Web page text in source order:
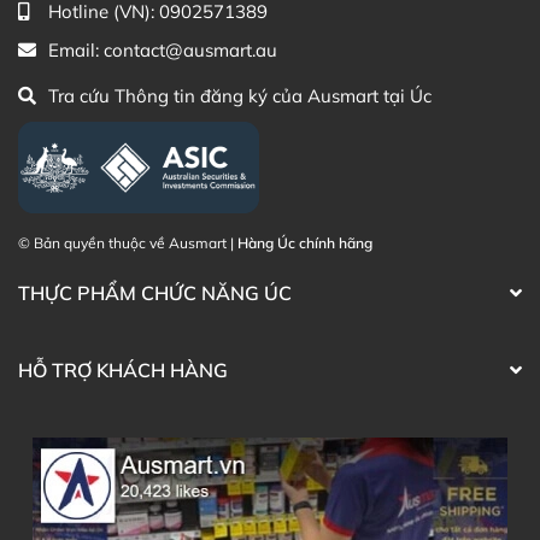
hỗ trợ khách hàng của Ausmart tại:
Zalo Ausmart.au| Ausmart Commercial Pty Ltd
Điện thoại liên hệ đặt hàng:
phẩm Lily Huỳnh
Hotline (VN): 0902571389
Email: contact@ausmart.au
Tra cứu Thông tin đăng ký của Ausmart tại Úc
© Bản quyền thuộc về Ausmart | Hàng Úc chính hãng
THỰC PHẨM CHỨC NĂNG ÚC
HỖ TRỢ KHÁCH HÀNG